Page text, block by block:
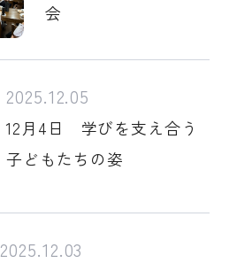
会
2025.12.05
12月4日 学びを支え合う
子どもたちの姿
2025.12.03